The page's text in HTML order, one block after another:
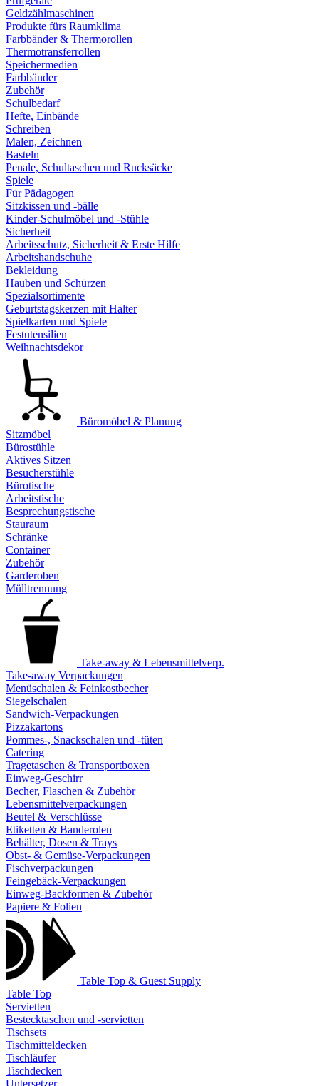
Geldzählmaschinen
Produkte fürs Raumklima
Farbbänder & Thermorollen
Thermotransferrollen
Speichermedien
Farbbänder
Zubehör
Schulbedarf
Hefte, Einbände
Schreiben
Malen, Zeichnen
Basteln
Penale, Schultaschen und Rucksäcke
Spiele
Für Pädagogen
Sitzkissen und -bälle
Kinder-Schulmöbel und -Stühle
Sicherheit
Arbeitsschutz, Sicherheit & Erste Hilfe
Arbeitshandschuhe
Bekleidung
Hauben und Schürzen
Spezialsortimente
Geburtstagskerzen mit Halter
Spielkarten und Spiele
Festutensilien
Weihnachtsdekor
Büromöbel & Planung
Sitzmöbel
Bürostühle
Aktives Sitzen
Besucherstühle
Bürotische
Arbeitstische
Besprechungstische
Stauraum
Schränke
Container
Zubehör
Garderoben
Mülltrennung
Take-away & Lebensmittelverp.
Take-away Verpackungen
Menüschalen & Feinkostbecher
Siegelschalen
Sandwich-Verpackungen
Pizzakartons
Pommes-, Snackschalen und -tüten
Catering
Tragetaschen & Transportboxen
Einweg-Geschirr
Becher, Flaschen & Zubehör
Lebensmittelverpackungen
Beutel & Verschlüsse
Etiketten & Banderolen
Behälter, Dosen & Trays
Obst- & Gemüse-Verpackungen
Fischverpackungen
Feingebäck-Verpackungen
Einweg-Backformen & Zubehör
Papiere & Folien
Table Top & Guest Supply
Table Top
Servietten
Bestecktaschen und -servietten
Tischsets
Tischmitteldecken
Tischläufer
Tischdecken